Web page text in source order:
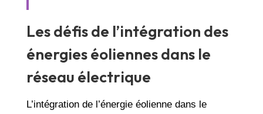
Les défis de l’intégration des
énergies éoliennes dans le
réseau électrique
L’intégration de l’énergie éolienne dans le